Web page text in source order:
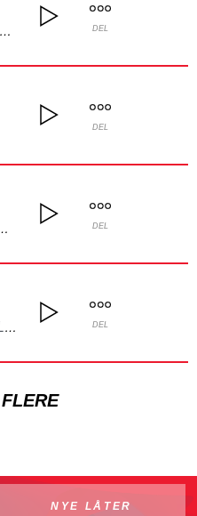
VAMPYRISK ROMANSE DEL
DEL
DEL
HUNDEDAGER BLIR TIL ÅR DEL
NYE LÅTER